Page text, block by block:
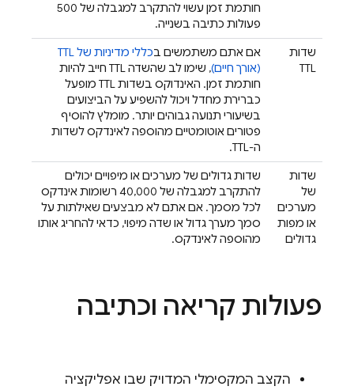
חותמת זמן עשוי להתקרב למגבלה של 500
פעולות כתיבה בשנייה.
שדות
TTL
אם אתם משתמשים ב
כללי מדיניות של TTL
(אורך חיים)
, שימו לב שהשדה TTL חייב להיות
חותמת זמן. האינדוקס בשדות TTL מופעל
כברירת מחדל ויכול להשפיע על הביצועים
בשיעורי תנועה גבוהים יותר. מומלץ להוסיף
פטורים אוטומטיים מהוספה לאינדקס לשדות
ה-TTL.
שדות
של
מערכים
או מפות
גדולים
שדות גדולים של מערכים או מיפויים יכולים
להתקרב למגבלה של 40,000 רשומות אינדקס
לכל מסמך. אם אתם לא מבצעים שאילתות על
סמך מערך גדול או שדה מיפוי, כדאי להחריג אותו
מהוספה לאינדקס.
פעולות קריאה וכתיבה
הקצב המקסימלי המדויק שבו אפליקציה